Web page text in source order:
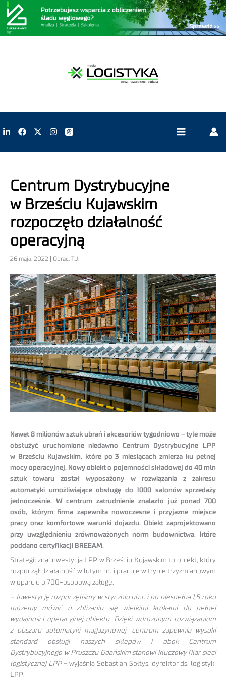
Centrum Dystrybucyjne
w Brześciu Kujawskim
rozpoczęło działalność
operacyjną
26 maja, 2022 | Oprac. T.J.
Nawet 8 milionów sztuk ubrań i akcesoriów tygodniowo – tyle może
obsłużyć uruchomione niedawno Centrum Dystrybucyjne LPP
w Brześciu Kujawskim, które po 3 miesiącach zmierza ku pełnej
mocy operacyjnej. Nowy obiekt o pojemności składowej do 40 mln
sztuk towaru został wyposażony w rozwiązania z zakresu
automatyki umożliwiające obsługę do 1000 salonów sprzedaży
jednocześnie. W centrum zatrudnienie znalazło już ponad 700
osób, którym firma zapewniła nowoczesne i przyjazne miejsce
pracy oraz komfortowe warunki dojazdu. Obiekt zaprojektowano
przy uwzględnieniu zrównoważonych norm budownictwa, które
poddano certyfikacji BREEAM.
Strategiczna inwestycja LPP w Brześciu Kujawskim to obiekt, który
rozpoczął działalność w lutym br. i pracuje w trybie trzyzmianowym
w oparciu o 700-osobową załogę.
– Inwestycję rozpoczęliśmy w styczniu ub.r. i po niespełna 1,5 roku
możemy mówić o zbliżaniu się wielkimi krokami do pełnej
wydajności operacyjnej obiektu. Dzięki wdrożonym rozwiązaniom
z obszaru automatyki magazynowej, centrum zapewnia wysoki
standard obsługi naszych sklepów i obok Centrum
Dystrybucyjnego w Pruszczu Gdańskim stanowi kluczowy filar sieci
logistycznej LPP– wyjaśnia Sebastian Sołtys, dyrektor ds. logistyki
LPP.